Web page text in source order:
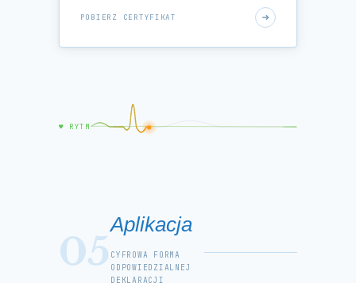
POBIERZ CERTYFIKAT
♥ RYTM
05
Aplikacja
CYFROWA FORMA
ODPOWIEDZIALNEJ
DEKLARACJI